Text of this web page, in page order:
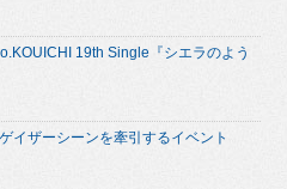
19th Single『シエラのよう
イザーシーンを牽引するイベント